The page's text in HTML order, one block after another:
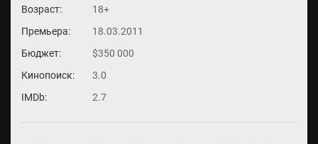
Возраст:
18+
Премьера:
18.03.2011
Бюджет:
$350 000
Кинопоиск:
3.0
IMDb:
2.7